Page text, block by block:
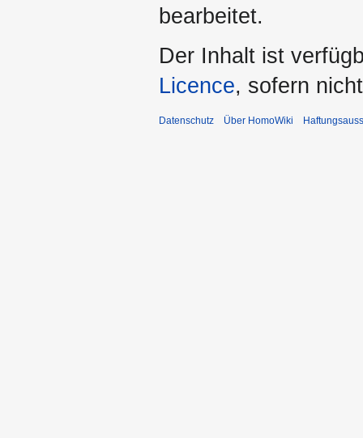
bearbeitet.
Der Inhalt ist
Licence, sofern
Datenschutz Über HomoWiki